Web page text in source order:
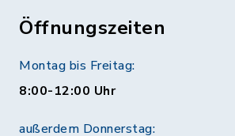
Öffnungszeiten
Montag bis Freitag:
8:00-12:00 Uhr
außerdem Donnerstag: